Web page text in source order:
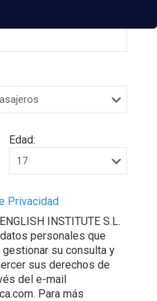
Edad:
Privacidad
INSTITUTE S.L.
personales que
su consulta y
sus derechos de
del e-mail
Para más